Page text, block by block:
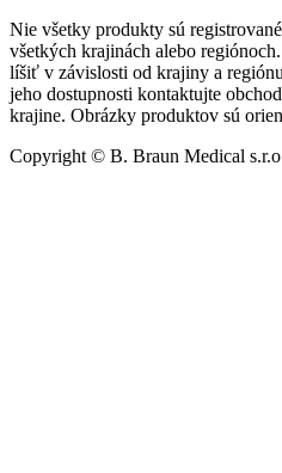
Nie všetky produkty sú
všetkých krajinách alebo
líšiť v závislosti od krajiny a
jeho dostupnosti kontaktujte
krajine. Obrázky produktov sú
Copyright © B. Braun Medical